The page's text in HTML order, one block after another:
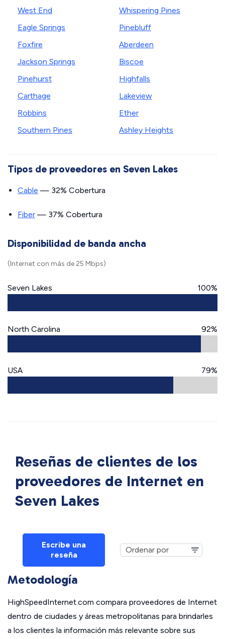
West End
Eagle Springs
Foxfire
Jackson Springs
Pinehurst
Carthage
Robbins
Southern Pines
Whispering Pines
Pinebluff
Aberdeen
Biscoe
Highfalls
Lakeview
Ether
Ashley Heights
Tipos de proveedores en Seven Lakes
Cable — 32% Cobertura
Fiber — 37% Cobertura
Disponibilidad de banda ancha
(Internet con más de 25 Mbps)
Seven Lakes 100%
North Carolina 92%
USA 79%
Reseñas de clientes de los
proveedores de Internet en
Seven Lakes
Escribe una
reseña
Metodología
HighSpeedInternet.com compara proveedores de Internet
dentro de ciudades y áreas metropolitanas para brindarles
a los clientes la información más relevante sobre sus